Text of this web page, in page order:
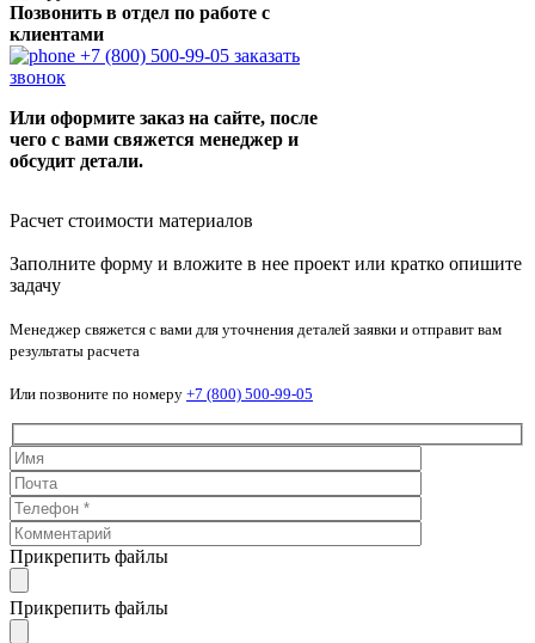
Позвонить в отдел по работе с
клиентами
+7 (800) 500-99-05 заказать
звонок
Или оформите заказ на сайте, после
чего с вами свяжется менеджер и
обсудит детали.
Расчет стоимости материалов
Заполните форму и вложите в нее проект или кратко опишите
задачу
Менеджер свяжется с вами для уточнения деталей заявки и отправит вам
результаты расчета
Или позвоните по номеру +7 (800) 500-99-05
Прикрепить файлы
Прикрепить файлы